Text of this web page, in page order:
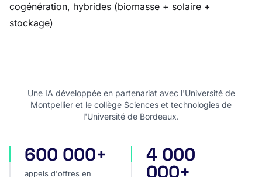
cogénération, hybrides (biomasse + solaire +
stockage)
Une IA développée en partenariat avec l'Université de
Montpellier et le collège Sciences et technologies de
l'Université de Bordeaux.
appels d'offres en France
600 000+
appels d'offres en
appels d'offres
4 000
000+